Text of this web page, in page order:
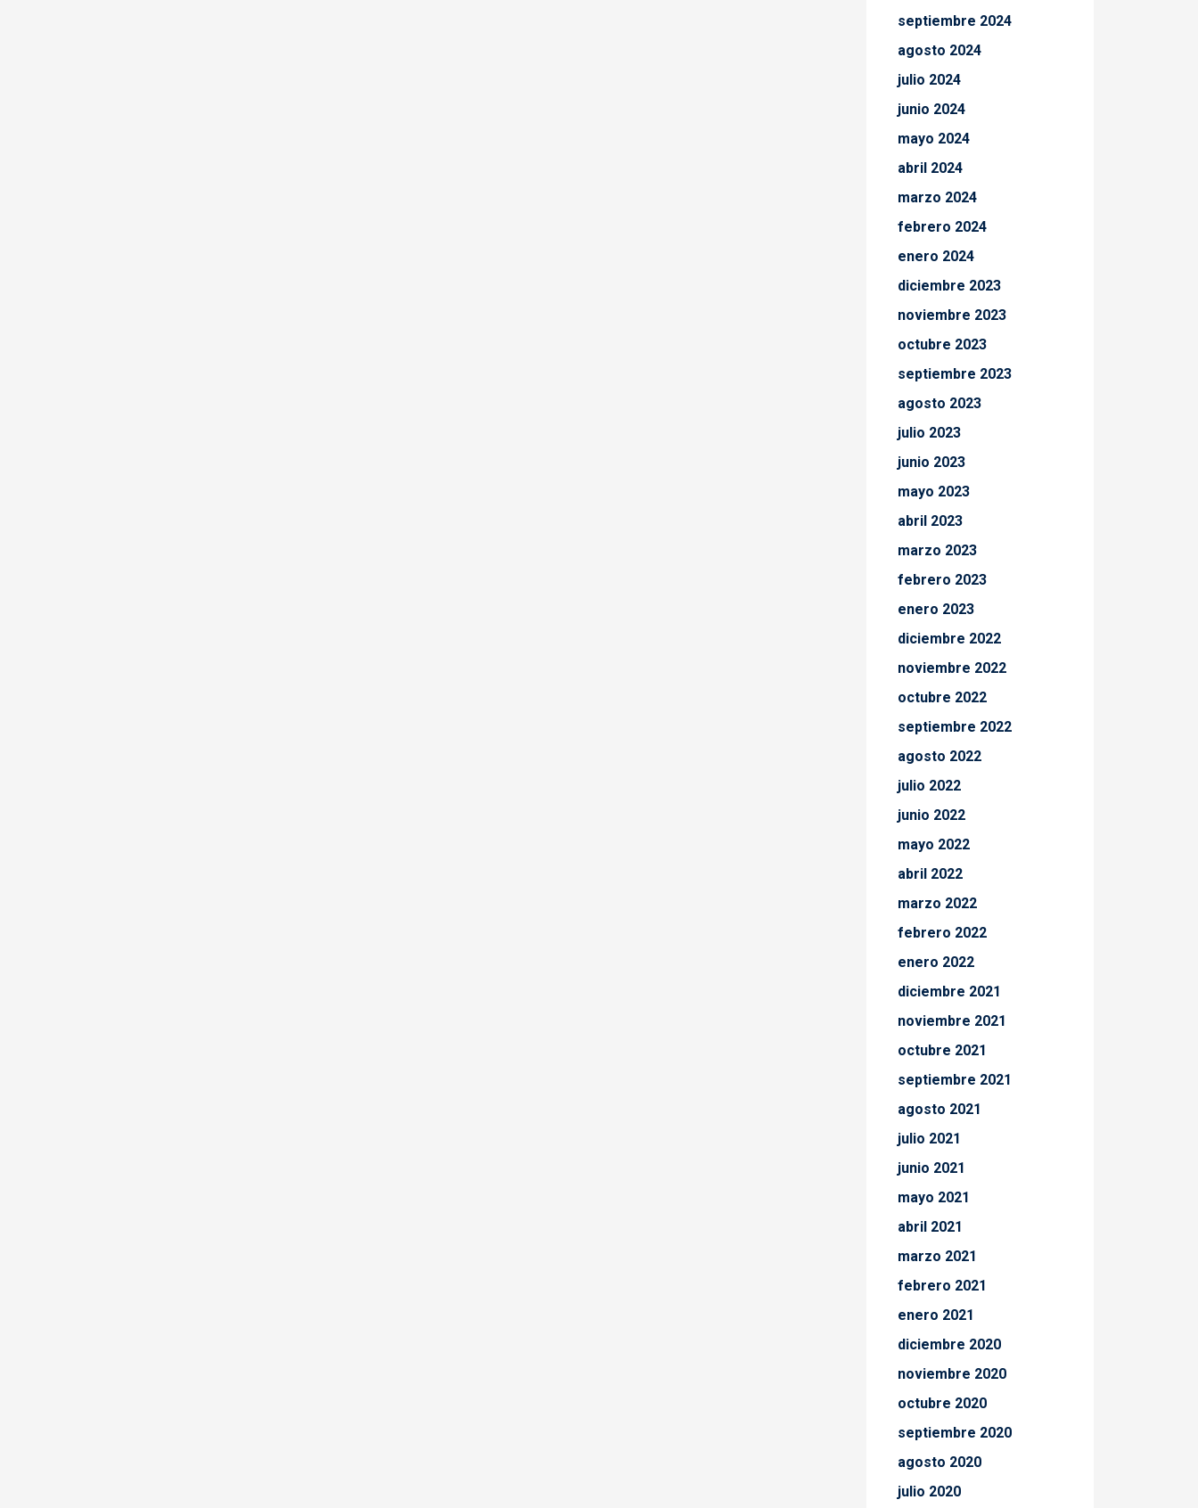
septiembre 2024
agosto 2024
julio 2024
junio 2024
mayo 2024
abril 2024
marzo 2024
febrero 2024
enero 2024
diciembre 2023
noviembre 2023
octubre 2023
septiembre 2023
agosto 2023
julio 2023
junio 2023
mayo 2023
abril 2023
marzo 2023
febrero 2023
enero 2023
diciembre 2022
noviembre 2022
octubre 2022
septiembre 2022
agosto 2022
julio 2022
junio 2022
mayo 2022
abril 2022
marzo 2022
febrero 2022
enero 2022
diciembre 2021
noviembre 2021
octubre 2021
septiembre 2021
agosto 2021
julio 2021
junio 2021
mayo 2021
abril 2021
marzo 2021
febrero 2021
enero 2021
diciembre 2020
noviembre 2020
octubre 2020
septiembre 2020
agosto 2020
julio 2020